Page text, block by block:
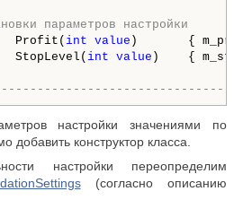
параметров настройки
int value )       {
int value )    {
настройки значениями по
конструктор класса.
настройки переопределим
(согласно описанию